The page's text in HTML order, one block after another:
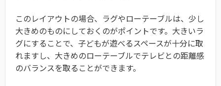
このレイアウトの場合、ラグやローテーブルは、少し
大きめのものにしておくのがポイントです。大きいラ
グにすることで、子どもが遊べるスペースが十分に取
れますし、大きめのローテーブルでテレビとの距離感
のバランスを取ることができます。